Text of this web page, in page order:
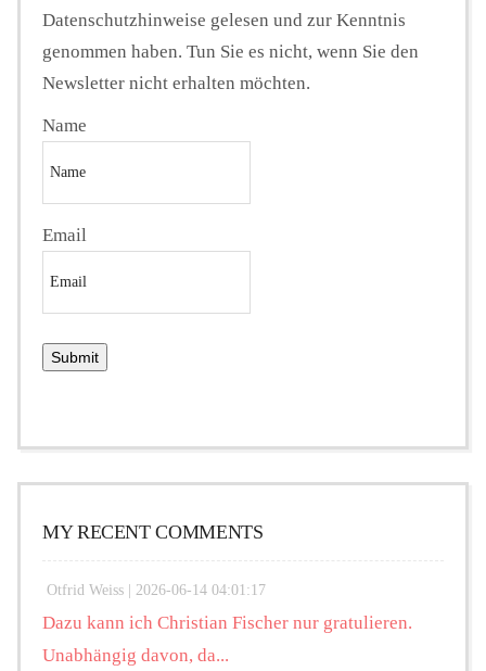
Datenschutzhinweise gelesen und zur Kenntnis
genommen haben. Tun Sie es nicht, wenn Sie den
Newsletter nicht erhalten möchten.
Name
Email
MY RECENT COMMENTS
Otfrid Weiss | 2026-06-14 04:01:17
Dazu kann ich Christian Fischer nur gratulieren.
Unabhängig davon, da...